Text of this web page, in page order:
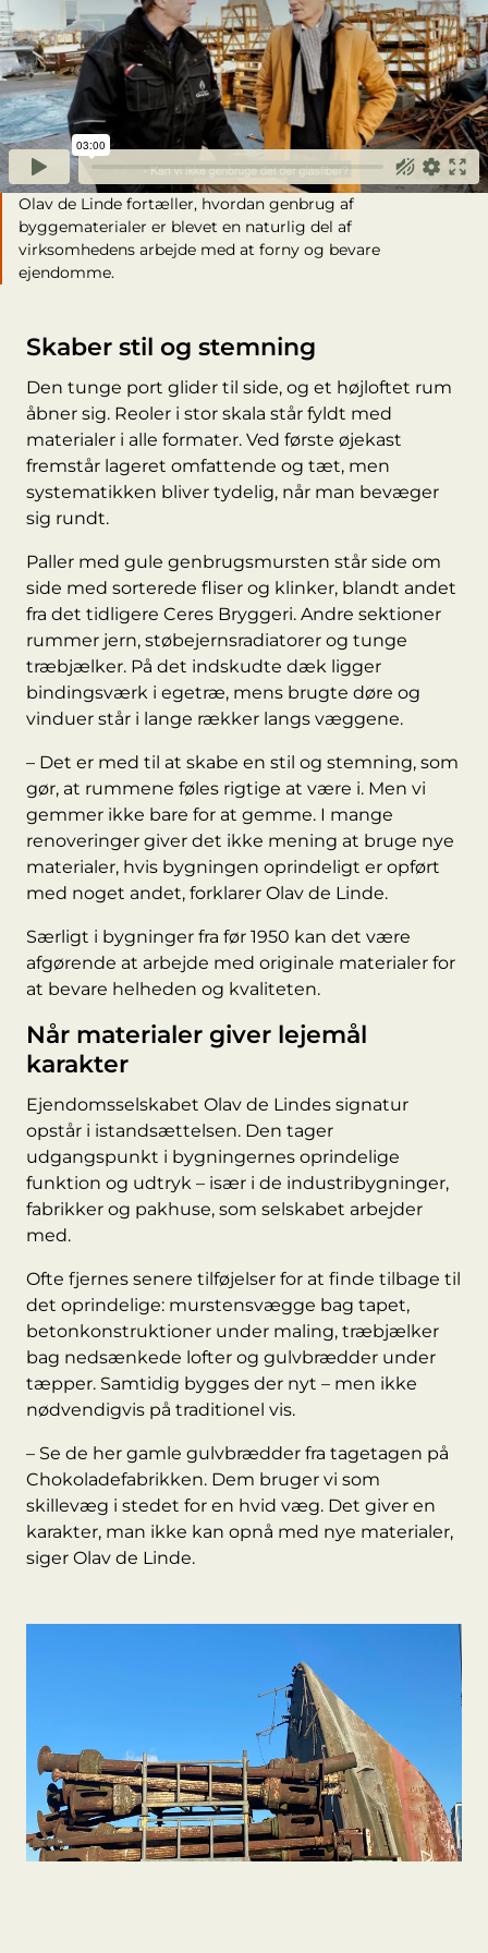
Olav de Linde fortæller, hvordan genbrug af
byggematerialer er blevet en naturlig del af
virksomhedens arbejde med at forny og bevare
ejendomme.
Skaber stil og stemning
Den tunge port glider til side, og et højloftet rum
åbner sig. Reoler i stor skala står fyldt med
materialer i alle formater. Ved første øjekast
fremstår lageret omfattende og tæt, men
systematikken bliver tydelig, når man bevæger
sig rundt.
Paller med gule genbrugsmursten står side om
side med sorterede fliser og klinker, blandt andet
fra det tidligere Ceres Bryggeri. Andre sektioner
rummer jern, støbejernsradiatorer og tunge
træbjælker. På det indskudte dæk ligger
bindingsværk i egetræ, mens brugte døre og
vinduer står i lange rækker langs væggene.
– Det er med til at skabe en stil og stemning, som
gør, at rummene føles rigtige at være i. Men vi
gemmer ikke bare for at gemme. I mange
renoveringer giver det ikke mening at bruge nye
materialer, hvis bygningen oprindeligt er opført
med noget andet, forklarer Olav de Linde.
Særligt i bygninger fra før 1950 kan det være
afgørende at arbejde med originale materialer for
at bevare helheden og kvaliteten.
Når materialer giver lejemål
karakter
Ejendomsselskabet Olav de Lindes signatur
opstår i istandsættelsen. Den tager
udgangspunkt i bygningernes oprindelige
funktion og udtryk – især i de industribygninger,
fabrikker og pakhuse, som selskabet arbejder
med.
Ofte fjernes senere tilføjelser for at finde tilbage til
det oprindelige: murstensvægge bag tapet,
betonkonstruktioner under maling, træbjælker
bag nedsænkede lofter og gulvbrædder under
tæpper. Samtidig bygges der nyt – men ikke
nødvendigvis på traditionel vis.
– Se de her gamle gulvbrædder fra tagetagen på
Chokoladefabrikken. Dem bruger vi som
skillevæg i stedet for en hvid væg. Det giver en
karakter, man ikke kan opnå med nye materialer,
siger Olav de Linde.